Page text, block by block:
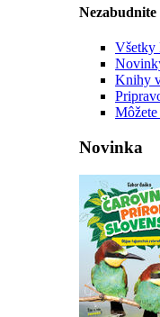
Nezabudnite
Všetky
Knihy
Novinka